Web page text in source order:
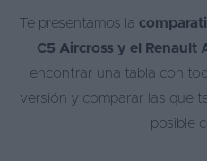
Renting
Suscripción
Stock
Te presentamos la
C5 Aircross y el Renault
encontrar una tabla con
versión y comparar las que
posible